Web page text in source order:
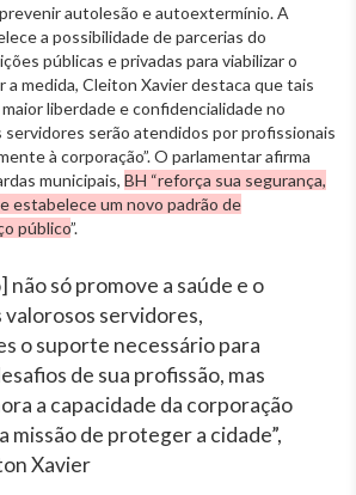
autolesão e autoextermínio. A
a possibilidade de parcerias do
públicas e privadas para viabilizar o
a medida, Cleiton Xavier destaca que tais
liberdade e confidencialidade no
servidores serão atendidos por profissionais
à corporação”. O parlamentar afirma
municipais, BH “reforça sua segurança,
estabelece um novo padrão de
público”.
não só promove a saúde e o
servidores,
o suporte necessário para
de sua profissão, mas
a capacidade da corporação
missão de proteger a cidade”,
Xavier